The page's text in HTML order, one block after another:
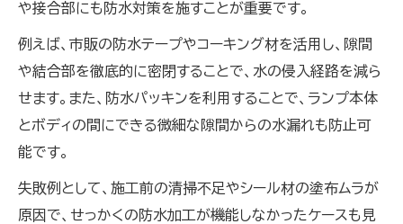
や接合部にも防水対策を施すことが重要です。
例えば、市販の防水テープやコーキング材を活用し、隙間
や結合部を徹底的に密閉することで、水の侵入経路を減ら
せます。また、防水パッキンを利用することで、ランプ本体
とボディの間にできる微細な隙間からの水漏れも防止可
能です。
失敗例として、施工前の清掃不足やシール材の塗布ムラが
原因で、せっかくの防水加工が機能しなかったケースも見